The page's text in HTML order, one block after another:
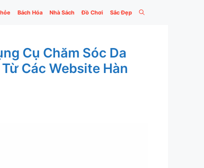
Bách Hóa Nhà Sách Đồ Chơi Sắc Đẹp
Cụ Chăm Sóc Da
Các Website Hàn